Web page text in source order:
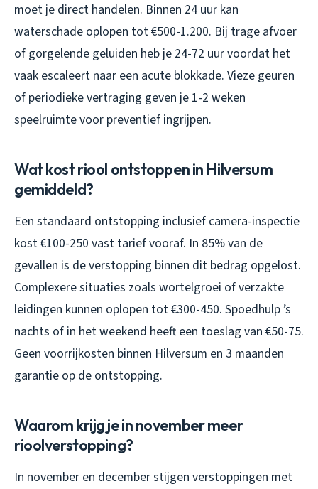
moet je direct handelen. Binnen 24 uur kan
waterschade oplopen tot €500-1.200. Bij trage afvoer
of gorgelende geluiden heb je 24-72 uur voordat het
vaak escaleert naar een acute blokkade. Vieze geuren
of periodieke vertraging geven je 1-2 weken
speelruimte voor preventief ingrijpen.
Wat kost riool ontstoppen in Hilversum
gemiddeld?
Een standaard ontstopping inclusief camera-inspectie
kost €100-250 vast tarief vooraf. In 85% van de
gevallen is de verstopping binnen dit bedrag opgelost.
Complexere situaties zoals wortelgroei of verzakte
leidingen kunnen oplopen tot €300-450. Spoedhulp ’s
nachts of in het weekend heeft een toeslag van €50-75.
Geen voorrijkosten binnen Hilversum en 3 maanden
garantie op de ontstopping.
Waarom krijg je in november meer
rioolverstopping?
In november en december stijgen verstoppingen met